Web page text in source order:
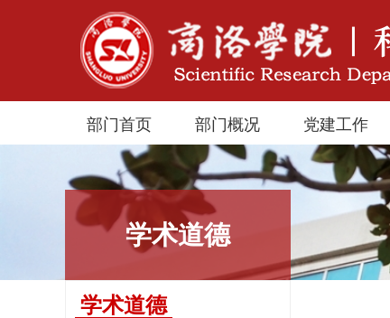
部门首页 部门概况 党建工作
学术道德
学术道德